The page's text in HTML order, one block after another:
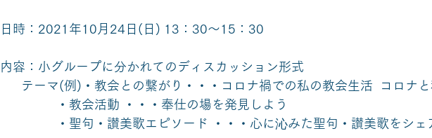
日時：2021年10月24日(日) 13：30～15：30
内容：小グループに分かれてのディスカッション形式
テーマ(例)・教会との繋がり・・・コロナ禍での私の教会生活  コロナ
                ・教会活動 ・・・奉仕の場を発見しよう
・聖句・讃美歌エピソード ・・・心に沁みた聖句・讃美歌をシ